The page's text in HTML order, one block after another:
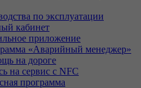
по эксплуатации
кабинет
приложение
«Аварийный менеджер»
на дороге
на сервис с NFC
программа